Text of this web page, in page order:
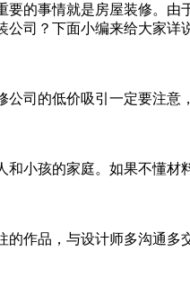
的事情就是房屋装修。
司？下面小编来给大家详
司的低价吸引一定要注意
小孩的家庭。如果不懂材
作品，与设计师多沟通多